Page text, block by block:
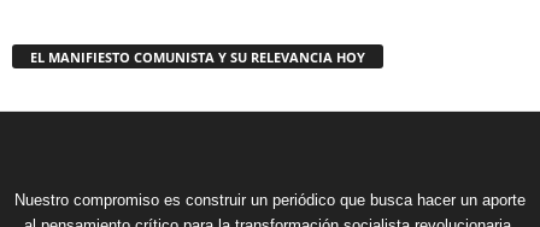
EL MANIFIESTO COMUNISTA Y SU RELEVANCIA HOY
Nuestro compromiso es construir un periódico que busca hacer un aporte